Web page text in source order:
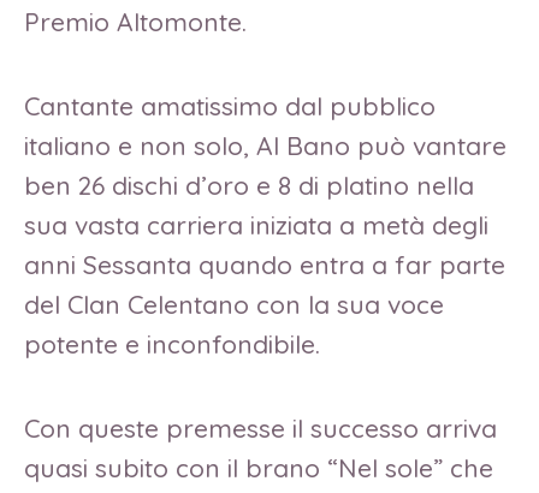
Premio Altomonte.
Cantante amatissimo dal pubblico
italiano e non solo, Al Bano può vantare
ben 26 dischi d’oro e 8 di platino nella
sua vasta carriera iniziata a metà degli
anni Sessanta quando entra a far parte
del Clan Celentano con la sua voce
potente e inconfondibile.
Con queste premesse il successo arriva
quasi subito con il brano “Nel sole” che